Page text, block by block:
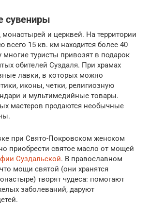
сувениры
и церквей. На территории
всего 15 кв. км находится более 40
туристы привозят в подарок
обителей Суздаля. При храмах
лавки, в которых можно
иконы, четки, религиозную
и мультимедийные товары.
мастеров продаются необычные
при Свято-Покровском женском
приобрести святое масло от мощей
Суздальской. В православном
мощи святой (они хранятся
творят чудеса: помогают
заболеваний, даруют